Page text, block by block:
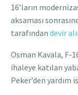
16’ların
aksaması
tarafından devir
Osman Kavala, F-
ihaleye katılan
Peker’den